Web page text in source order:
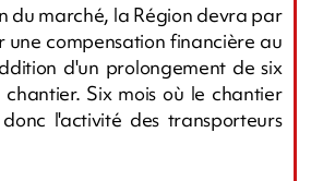
du marché, la Région devra par
une compensation financière au
d'un prolongement de six
chantier. Six mois où le chantier
l'activité des transporteurs